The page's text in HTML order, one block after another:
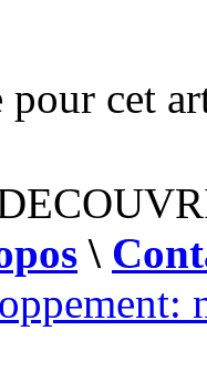
pour cet
\